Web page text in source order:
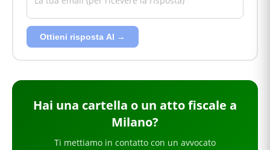
Ottieni risposta AI →
Hai una cartella o un atto fiscale a
Milano?
Ti mettiamo in contatto con un avvocato